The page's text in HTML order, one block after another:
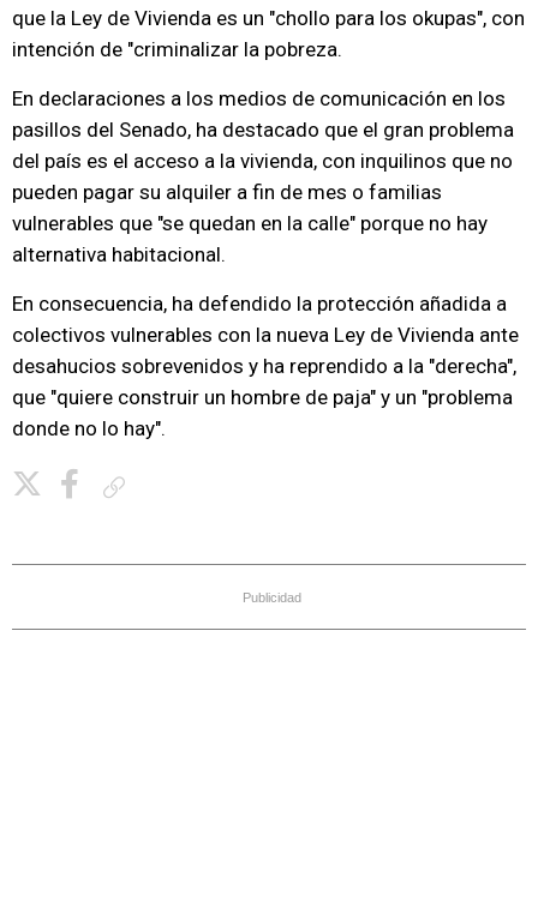
que la Ley de Vivienda es un "chollo para los okupas", con
intención de "criminalizar la pobreza.
En declaraciones a los medios de comunicación en los
pasillos del Senado, ha destacado que el gran problema
del país es el acceso a la vivienda, con inquilinos que no
pueden pagar su alquiler a fin de mes o familias
vulnerables que "se quedan en la calle" porque no hay
alternativa habitacional.
En consecuencia, ha defendido la protección añadida a
colectivos vulnerables con la nueva Ley de Vivienda ante
desahucios sobrevenidos y ha reprendido a la "derecha",
que "quiere construir un hombre de paja" y un "problema
donde no lo hay".
Publicidad